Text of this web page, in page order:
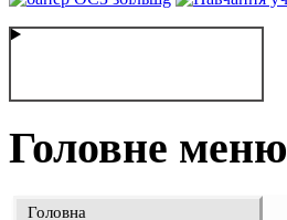
Головне меню
Головна